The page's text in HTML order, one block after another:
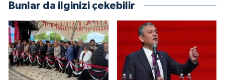
Bunlar da ilginizi çekebilir